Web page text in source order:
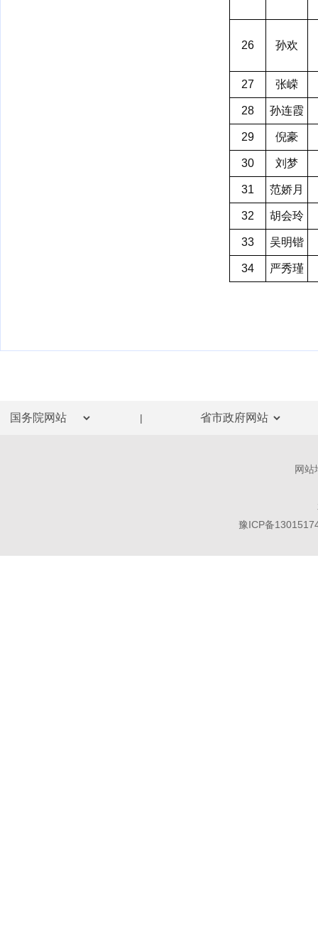
26 孙欢
27 张嵘
28 孙连霞
29 倪豪
30 刘梦
31 范娇月
32 胡会玲
33 吴明锴
34 严秀瑾
|
网站
豫ICP备